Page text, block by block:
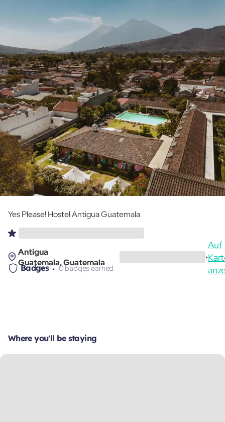
Yes Please! Hostel Antigua Guatemala
Antigua
Guatemala, Guatemala
•
Auf
Badges 0 badges earned
Where you'll be staying